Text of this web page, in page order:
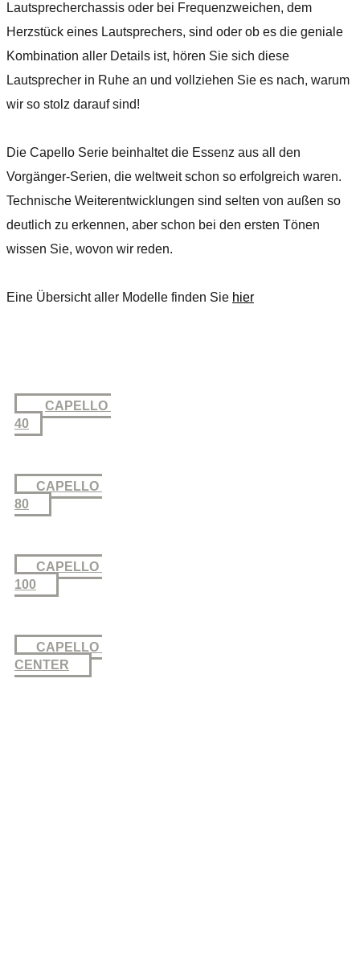
Lautsprecherchassis oder bei Frequenzweichen, dem
Herzstück eines Lautsprechers, sind oder ob es die geniale
Kombination aller Details ist, hören Sie sich diese
Lautsprecher in Ruhe an und vollziehen Sie es nach, warum
wir so stolz darauf sind!
Die Capello Serie beinhaltet die Essenz aus all den
Vorgänger-Serien, die weltweit schon so erfolgreich waren.
Technische Weiterentwicklungen sind selten von außen so
deutlich zu erkennen, aber schon bei den ersten Tönen
wissen Sie, wovon wir reden.
Eine Übersicht aller Modelle finden Sie hier
CAPELLO
40
CAPELLO
80
CAPELLO
100
CAPELLO
CENTER